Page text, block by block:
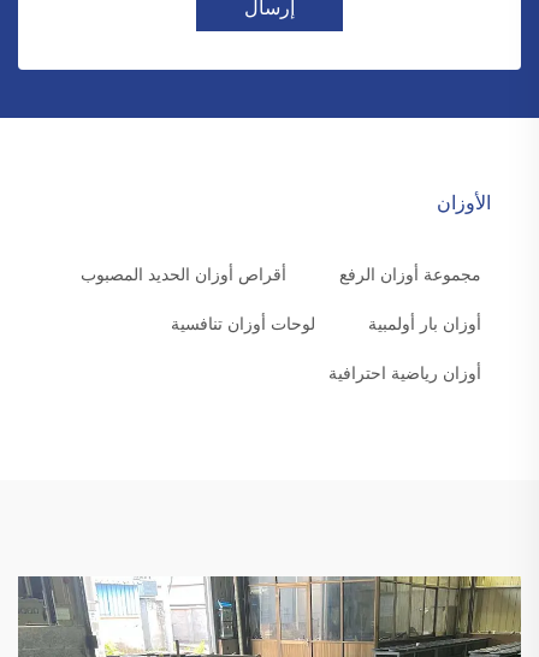
إرسال
الأوزان
مجموعة أوزان الرفع أقراص أوزان الحديد المصبوب
أوزان بار أولمبية لوحات أوزان تنافسية
أوزان رياضية احترافية